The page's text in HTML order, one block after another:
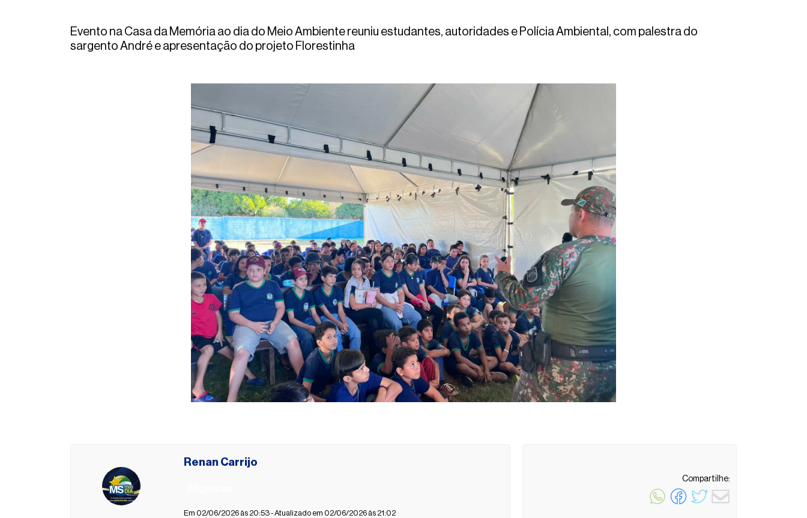
Evento na Casa da Memória ao dia do Meio Ambiente reuniu estudantes, autoridades e Polícia Ambiental, com palestra do
sargento André e apresentação do projeto Florestinha
Renan Carrijo
Em 02/06/2026 às 20:53 - Atualizado em 02/06/2026 às 21:02
Compartilhe: